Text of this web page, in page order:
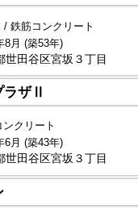
鉄筋コンクリート
8月 (築53年)
世田谷区宮坂３丁目
ザⅡ
クリート
6月 (築43年)
世田谷区宮坂３丁目